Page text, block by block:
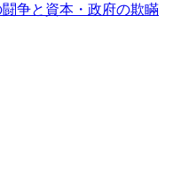
争と資本・政府の欺瞞